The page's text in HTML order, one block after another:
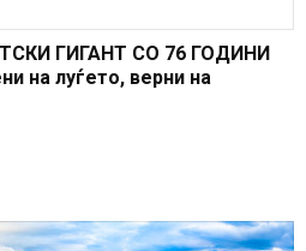
ГИГАНТ СО 76 ГОДИНИ
на луѓето, верни на